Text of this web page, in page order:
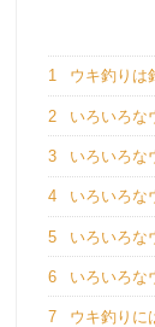
1 ウキ釣りは
2 いろいろな
3 いろいろな
4 いろいろな
5 いろいろな
6 いろいろな
7 ウキ釣りに